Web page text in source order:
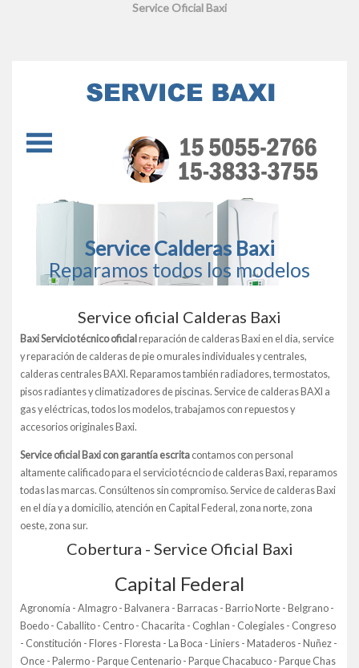
Service Oficial Baxi
Service Calderas Baxi
Reparamos todos los modelos
Service oficial Calderas Baxi
Baxi Servicio técnico oficialreparación de calderas Baxi en el dia, service
y reparación de calderas de pie o murales individuales y centrales,
calderas centrales BAXI. Reparamos también radiadores, termostatos,
pisos radiantes y climatizadores de piscinas. Service de calderas BAXI a
gas y eléctricas, todos los modelos, trabajamos con repuestos y
accesorios originales Baxi.
Service oficial Baxi con garantía escrita contamos con personal
altamente calificado para el servicio técncio de calderas Baxi, reparamos
todas las marcas. Consúltenos sin compromiso. Service de calderas Baxi
en el día y a domicilio, atención en Capital Federal, zona norte, zona
oeste, zona sur.
Cobertura - Service Oficial Baxi
Capital Federal
Agronomía - Almagro - Balvanera - Barracas - Barrio Norte - Belgrano -
Boedo - Caballito - Centro - Chacarita - Coghlan - Colegiales - Congreso
- Constitución - Flores - Floresta - La Boca - Liniers - Mataderos - Nuñez -
Once - Palermo - Parque Centenario - Parque Chacabuco - Parque Chas